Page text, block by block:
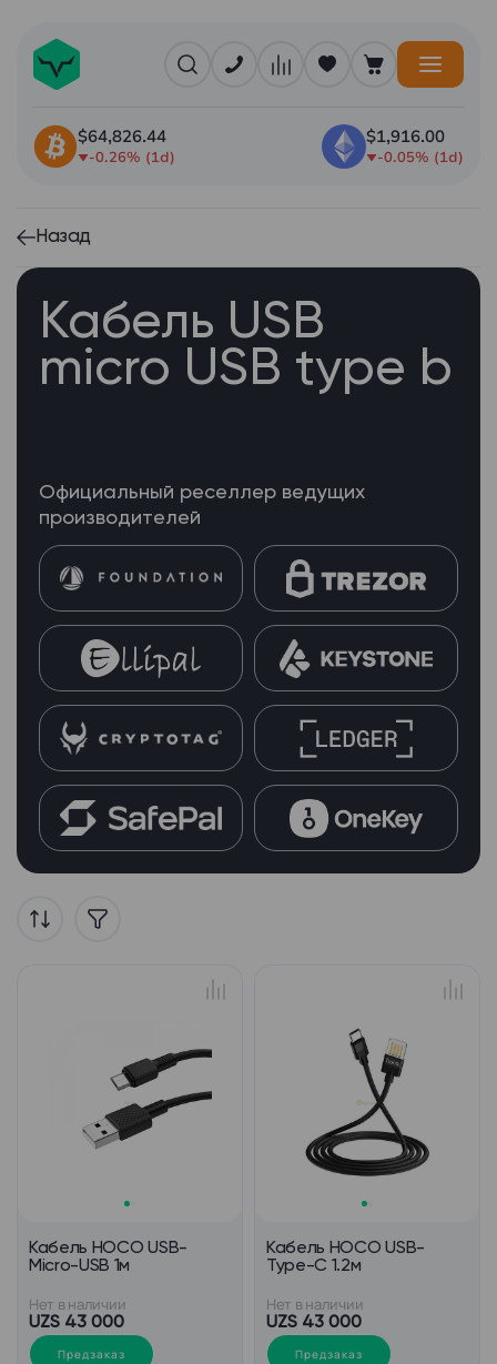
$64,826.44
-0.26% (1d)
$1,916.00
-0.05% (1d)
Кабель USB
micro USB type b
Официальный реселлер ведущих
производителей
Назад
Кабель HOCO USB-
Micro-USB 1м
Нет в наличии
UZS 43 000
Предзаказ
Кабель HOCO USB-
Type-C 1.2м
Нет в наличии
UZS 43 000
Предзаказ